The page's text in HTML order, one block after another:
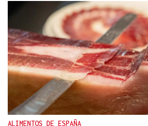
ALIMENTOS DE ESPAÑA